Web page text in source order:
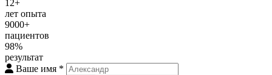
12+
лет опыта
9000+
пациентов
98%
результат
Ваше имя *